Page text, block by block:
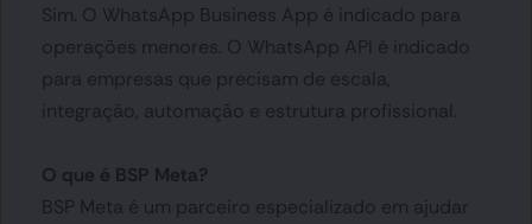
Sim. O WhatsApp Business App é indicado para
operações menores. O WhatsApp API é indicado
para empresas que precisam de escala,
integração, automação e estrutura profissional.
O que é BSP Meta?
BSP Meta é um parceiro especializado em ajudar